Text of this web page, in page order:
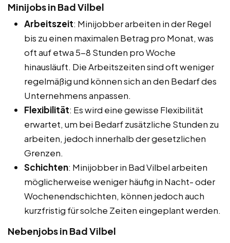
Minijobs in Bad Vilbel
Arbeitszeit: Minijobber arbeiten in der Regel
bis zu einen maximalen Betrag pro Monat, was
oft auf etwa 5-8 Stunden pro Woche
hinausläuft. Die Arbeitszeiten sind oft weniger
regelmäßig und können sich an den Bedarf des
Unternehmens anpassen.
Flexibilität: Es wird eine gewisse Flexibilität
erwartet, um bei Bedarf zusätzliche Stunden zu
arbeiten, jedoch innerhalb der gesetzlichen
Grenzen.
Schichten: Minijobber in Bad Vilbel arbeiten
möglicherweise weniger häufig in Nacht- oder
Wochenendschichten, können jedoch auch
kurzfristig für solche Zeiten eingeplant werden.
Nebenjobs in Bad Vilbel